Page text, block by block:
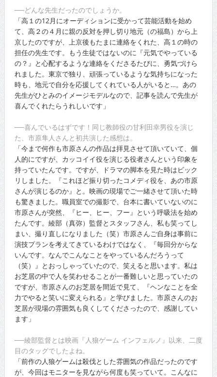
──どんな先生だったのでしょうか。
「高１の12月にオーディションに受かって芸能活動を始め
て、高２の４月に親の反対を押し切り地元（の福島）から上
京したのですが、上京後もたまに連絡をくれた、高１の時の
担任の先生です。もう生徒ではないのに『元気でやっている
の？』と心配するような連絡をくださるたびに、勇気づけら
れました。東京で独り、頑張っているような気持ちになった
時も、地元で自分を応援してくれている人がいると…。あの
先生がひとみのイメージモデルなので、記事を読んで先生が
喜んでくれたらうれしいです」
──喜んでいるはずです！同じ教師役の甘利田幸男役を演じ
た、市原隼人さんと初共演した感想は。
「今まで何作も市原さんの作品は拝見させて頂いていて、個
人的にですが、カッコイイ役を演じる役者さんという印象を
持っていたんです。ですが、ドラマの脚本を見た時はビック
リしました。『これほど振り切ったコメディ役を、あの市原
さんが演じるのか』と。映画の現場でご一緒させて頂いた時
も驚きました。職員室での撮影で、台本に書いていないのに
市原さんが突然、『ヒー、ヒー、フー』という呼吸法を始め
たんです。綾部（真弥）監督とスタッフさん、私も笑ってし
まい、撮り直しになりました（笑）市原さんご自身は事前に
演技プランを考えてきているわけではなく、『毎回分からな
いんです。なんでこんなことをやっているんだろうって
（笑）』とおっしゃっていたので、笑えると思います。私は
お芝居の中で人を笑わせることが一番難しいと思っていたの
ですが、市原さんのお芝居を間近で見て、『ヘンなことを全
力でやると笑いに変えられる』と学びました。市原さんのお
芝居が現場の雰囲気も良くしてくださったので、感謝してい
ます」
──綾部監督とは映画『人狼ゲーム インフェルノ』以来、二度
目のタッグでしたよね。
「前作の人狼ゲームは殺伐とした雰囲気の作品だったのです
が、今回はモニターを見ながら何度も笑っていて。こんなに